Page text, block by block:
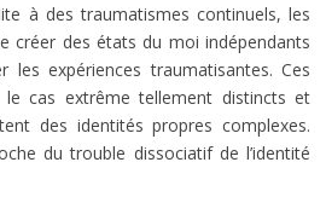
à des traumatismes continuels, les
créer des états du moi indépendants
les expériences traumatisantes. Ces
cas extrême tellement distincts et
des identités propres complexes.
du trouble dissociatif de l’identité